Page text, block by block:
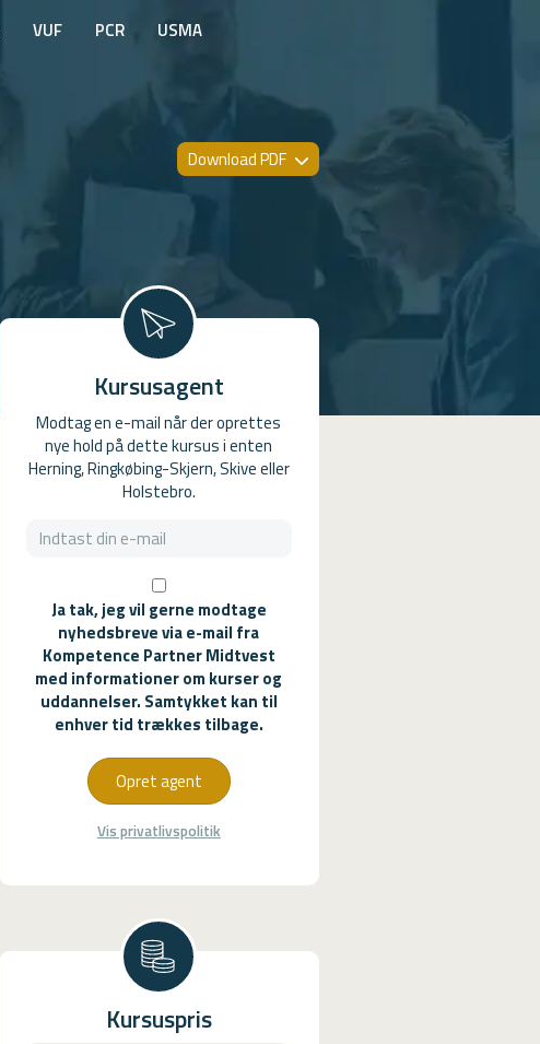
VUF PCR USMA
Download PDF
Kursusagent
Modtag en e-mail når der oprettes
nye hold på dette kursus i enten
Herning, Ringkøbing-Skjern, Skive eller
Holstebro.
Ja tak, jeg vil gerne modtage
nyhedsbreve via e-mail fra
Kompetence Partner Midtvest
med informationer om kurser og
uddannelser. Samtykket kan til
enhver tid trækkes tilbage.
Opret agent
Vis privatlivspolitik
Kursuspris